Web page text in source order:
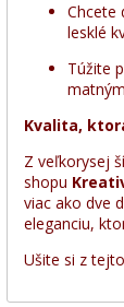
Chcete
lesklé
Túžite
Kvalita,
Z veľkorysej
shopu
viac ako dve
eleganciu,
Ušite si z